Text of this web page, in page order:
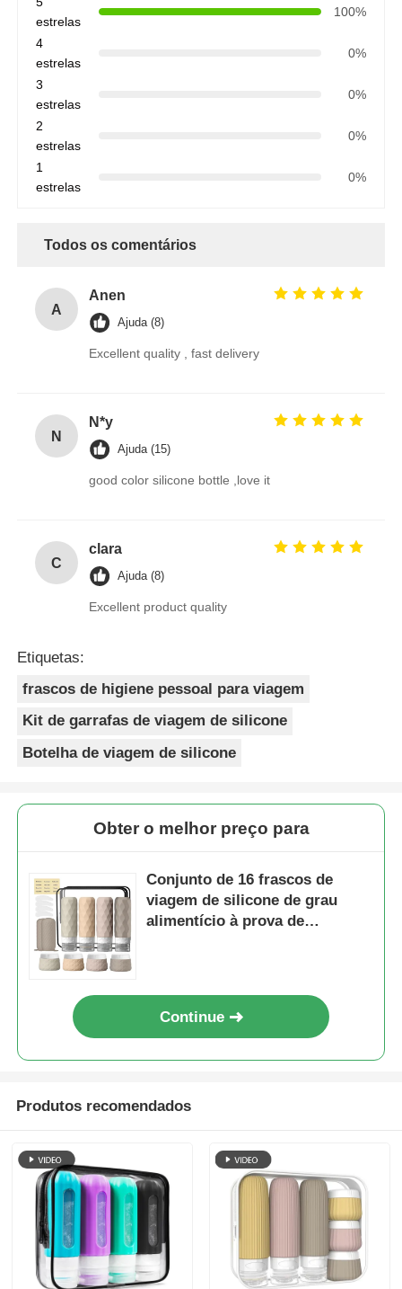
estrelas
100%
4
estrelas
0%
3
estrelas
0%
2
estrelas
0%
1
estrelas
0%
Todos os comentários
A
Anen
Ajuda (8)
Excellent quality , fast delivery
N
N*y
Ajuda (15)
good color silicone bottle ,love it
C
clara
Ajuda (8)
Excellent product quality
Etiquetas:
frascos de higiene pessoal para viagem
Kit de garrafas de viagem de silicone
Botelha de viagem de silicone
Obter o melhor preço para
Conjunto de 16 frascos de
viagem de silicone de grau
alimentício à prova de
Continue
Produtos recomendados